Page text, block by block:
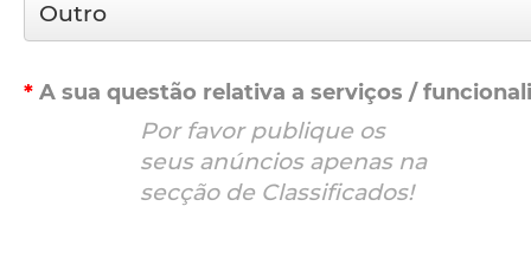
A sua questão relativa a serviços /